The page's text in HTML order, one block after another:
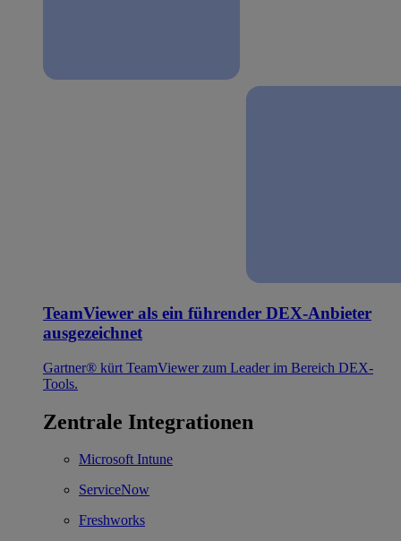
TeamViewer als ein führender DEX-Anbieter
ausgezeichnet
Gartner® kürt TeamViewer zum Leader im Bereich DEX-
Tools.
Zentrale Integrationen
Microsoft Intune
ServiceNow
Freshworks